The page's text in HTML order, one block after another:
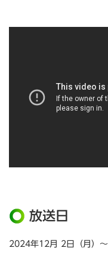
放送日
2024年12月 2日（月）